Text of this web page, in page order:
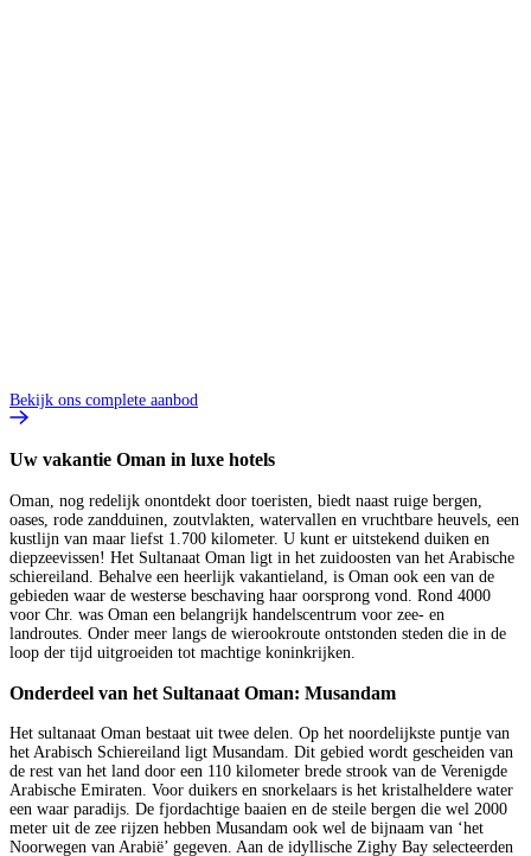
Bekijk ons complete aanbod
Uw vakantie Oman in luxe hotels
Oman, nog redelijk onontdekt door toeristen, biedt naast ruige bergen,
oases, rode zandduinen, zoutvlakten, watervallen en vruchtbare heuvels, een
kustlijn van maar liefst 1.700 kilometer. U kunt er uitstekend duiken en
diepzeevissen! Het Sultanaat Oman ligt in het zuidoosten van het Arabische
schiereiland. Behalve een heerlijk vakantieland, is Oman ook een van de
gebieden waar de westerse beschaving haar oorsprong vond. Rond 4000
voor Chr. was Oman een belangrijk handelscentrum voor zee- en
landroutes. Onder meer langs de wierookroute ontstonden steden die in de
loop der tijd uitgroeiden tot machtige koninkrijken.
Onderdeel van het Sultanaat Oman: Musandam
Het sultanaat Oman bestaat uit twee delen. Op het noordelijkste puntje van
het Arabisch Schiereiland ligt Musandam. Dit gebied wordt gescheiden van
de rest van het land door een 110 kilometer brede strook van de Verenigde
Arabische Emiraten. Voor duikers en snorkelaars is het kristalheldere water
een waar paradijs. De fjordachtige baaien en de steile bergen die wel 2000
meter uit de zee rijzen hebben Musandam ook wel de bijnaam van ‘het
Noorwegen van Arabië’ gegeven. Aan de idyllische Zighy Bay selecteerden